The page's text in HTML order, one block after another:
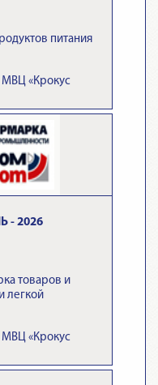
питания
«Крокус
- 2026
товаров и
легкой
«Крокус